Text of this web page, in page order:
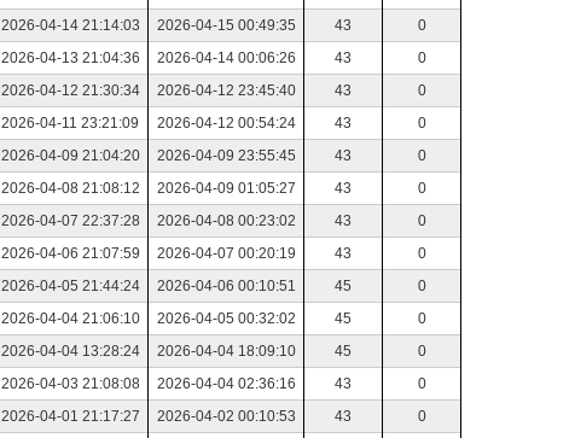
2026-04-14 21:14:03 2026-04-15 00:49:35 43
0
2026-04-13 21:04:36 2026-04-14 00:06:26 43
0
2026-04-12 21:30:34 2026-04-12 23:45:40 43
0
2026-04-11 23:21:09 2026-04-12 00:54:24 43
0
2026-04-09 21:04:20 2026-04-09 23:55:45 43
0
2026-04-08 21:08:12 2026-04-09 01:05:27 43
0
2026-04-07 22:37:28 2026-04-08 00:23:02 43
0
2026-04-06 21:07:59 2026-04-07 00:20:19 43
0
2026-04-05 21:44:24 2026-04-06 00:10:51 45
0
2026-04-04 21:06:10 2026-04-05 00:32:02 45
0
2026-04-04 13:28:24 2026-04-04 18:09:10 45
0
2026-04-03 21:08:08 2026-04-04 02:36:16 43
0
2026-04-01 21:17:27 2026-04-02 00:10:53 43
0